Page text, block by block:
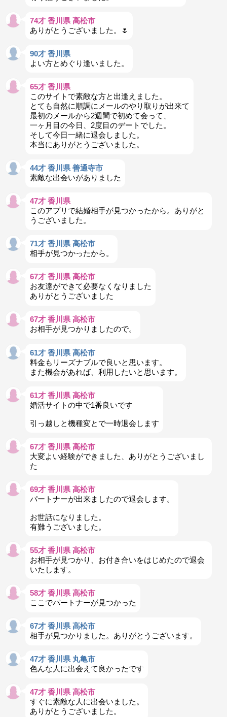
74才 香川県 高松市
ありがとうございました。🌷
90才 香川県
よい方とめぐり逢いました。
65才 香川県
このサイトで素敵な方と出逢えました。
とても自然に順調にメールのやり取りが出来て
最初のメールから2週間で初めて会って、
一ヶ月目の今日、2度目のデートでした。
そして今日一緒に退会しました。
本当にありがとうございました。
44才 香川県 善通寺市
素敵な出会いがありました
47才 香川県
このアプリで結婚相手が見つかったから。ありがと
うございました。
71才 香川県 高松市
相手が見つかったから。
67才 香川県 高松市
お友達ができて必要なくなりました
ありがとうございました
67才 香川県 高松市
お相手が見つかりましたので。
61才 香川県 高松市
料金もリーズナブルで良いと思います。
また機会があれば、利用したいと思います。
61才 香川県 高松市
婚活サイトの中で1番良いです
引っ越しと機種変とで一時退会します
67才 香川県 高松市
大変よい経験ができました、ありがとうございまし
た
69才 香川県 高松市
パートナーが出来ましたので退会します。
お世話になりました。
有難うございました。
55才 香川県 高松市
お相手が見つかり、お付き合いをはじめたので退会
いたします。
58才 香川県 高松市
ここでパートナーが見つかった
67才 香川県 高松市
相手が見つかりました。ありがとうございます。
47才 香川県 丸亀市
色んな人に出会えて良かったです
47才 香川県 高松市
すぐに素敵な人に出会いました。
ありがとうございました。